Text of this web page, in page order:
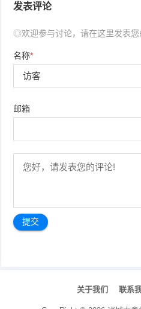
发表评论
◎欢迎参与讨论，请在这里发表您
名称*
邮箱
关于我们 联系